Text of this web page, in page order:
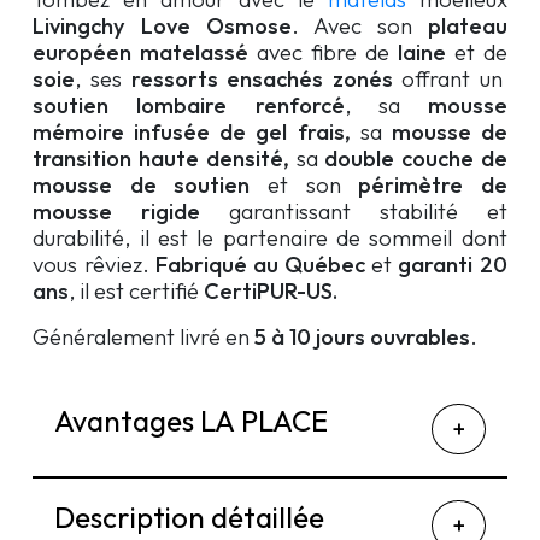
Livingchy Love Osmose. Avec son plateau
européen matelasséavec fibre de laine et de
soie, ses ressorts ensachés zonésoffrant un
soutien lombaire renforcé, sa mousse
mémoire infusée de gel frais, sa mousse de
transition haute densité, sa double couche de
mousse de soutien et son périmètre de
mousse rigide garantissant stabilité et
durabilité, il est le partenaire de sommeil dont
vous rêviez. Fabriqué au Québecet garanti 20
ans, il est certifié CertiPUR-US.
Généralement livré en5 à 10 jours ouvrables.
Avantages LA PLACE
Description détaillée